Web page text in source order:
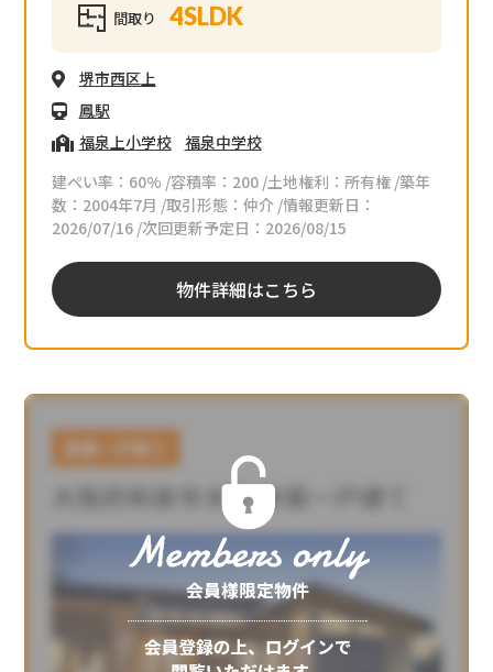
間取り 4SLDK
堺市西区上
鳳駅
福泉上小学校
福泉中学校
建ぺい率：60% /容積率：200 /土地権利：所有権 /築年
数：2004年7月 /取引形態：仲介 /情報更新日：
2026/07/16 /次回更新予定日：2026/08/15
物件詳細はこちら